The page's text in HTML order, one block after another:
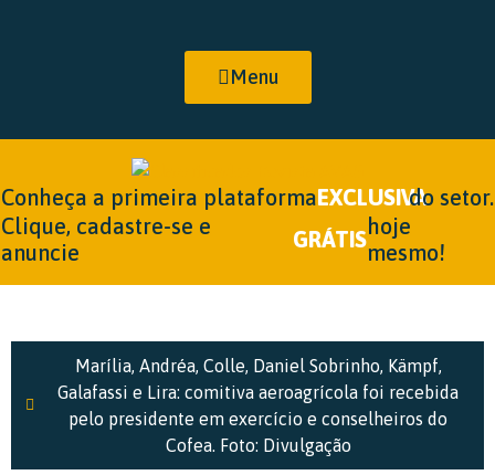
Menu
Conheça a primeira plataformaEXCLUSIVAdo setor.
Clique, cadastre-se e
anuncie
GRÁTIS
hoje
mesmo!
Marília, Andréa, Colle, Daniel Sobrinho, Kämpf,
Galafassi e Lira: comitiva aeroagrícola foi recebida
pelo presidente em exercício e conselheiros do
Cofea. Foto: Divulgação